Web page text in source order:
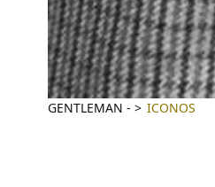
GENTLEMAN - ICONOS